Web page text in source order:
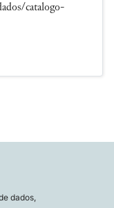
catalogo-
dados,